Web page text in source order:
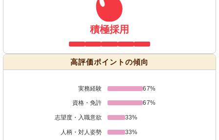
積極採用
高評価ポイントの傾向
実務経験 67%
資格・免許 67%
志望度・入職意欲 33%
人柄・対人姿勢 33%